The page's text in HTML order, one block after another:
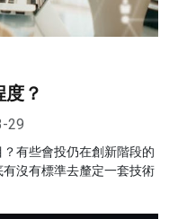
？
29
有些會投仍在創新階段的
沒有標準去釐定一套技術